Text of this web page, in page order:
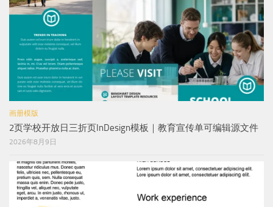
画册模版
2页学校开放日三折页InDesign模板｜教育宣传单可编辑源文件
2026年8月9日